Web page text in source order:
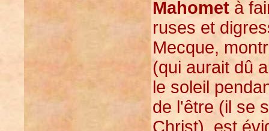
Mahomet à
ruses et
Mecque,
(qui aurait dû
le soleil
de l'être (il se
Christ), est